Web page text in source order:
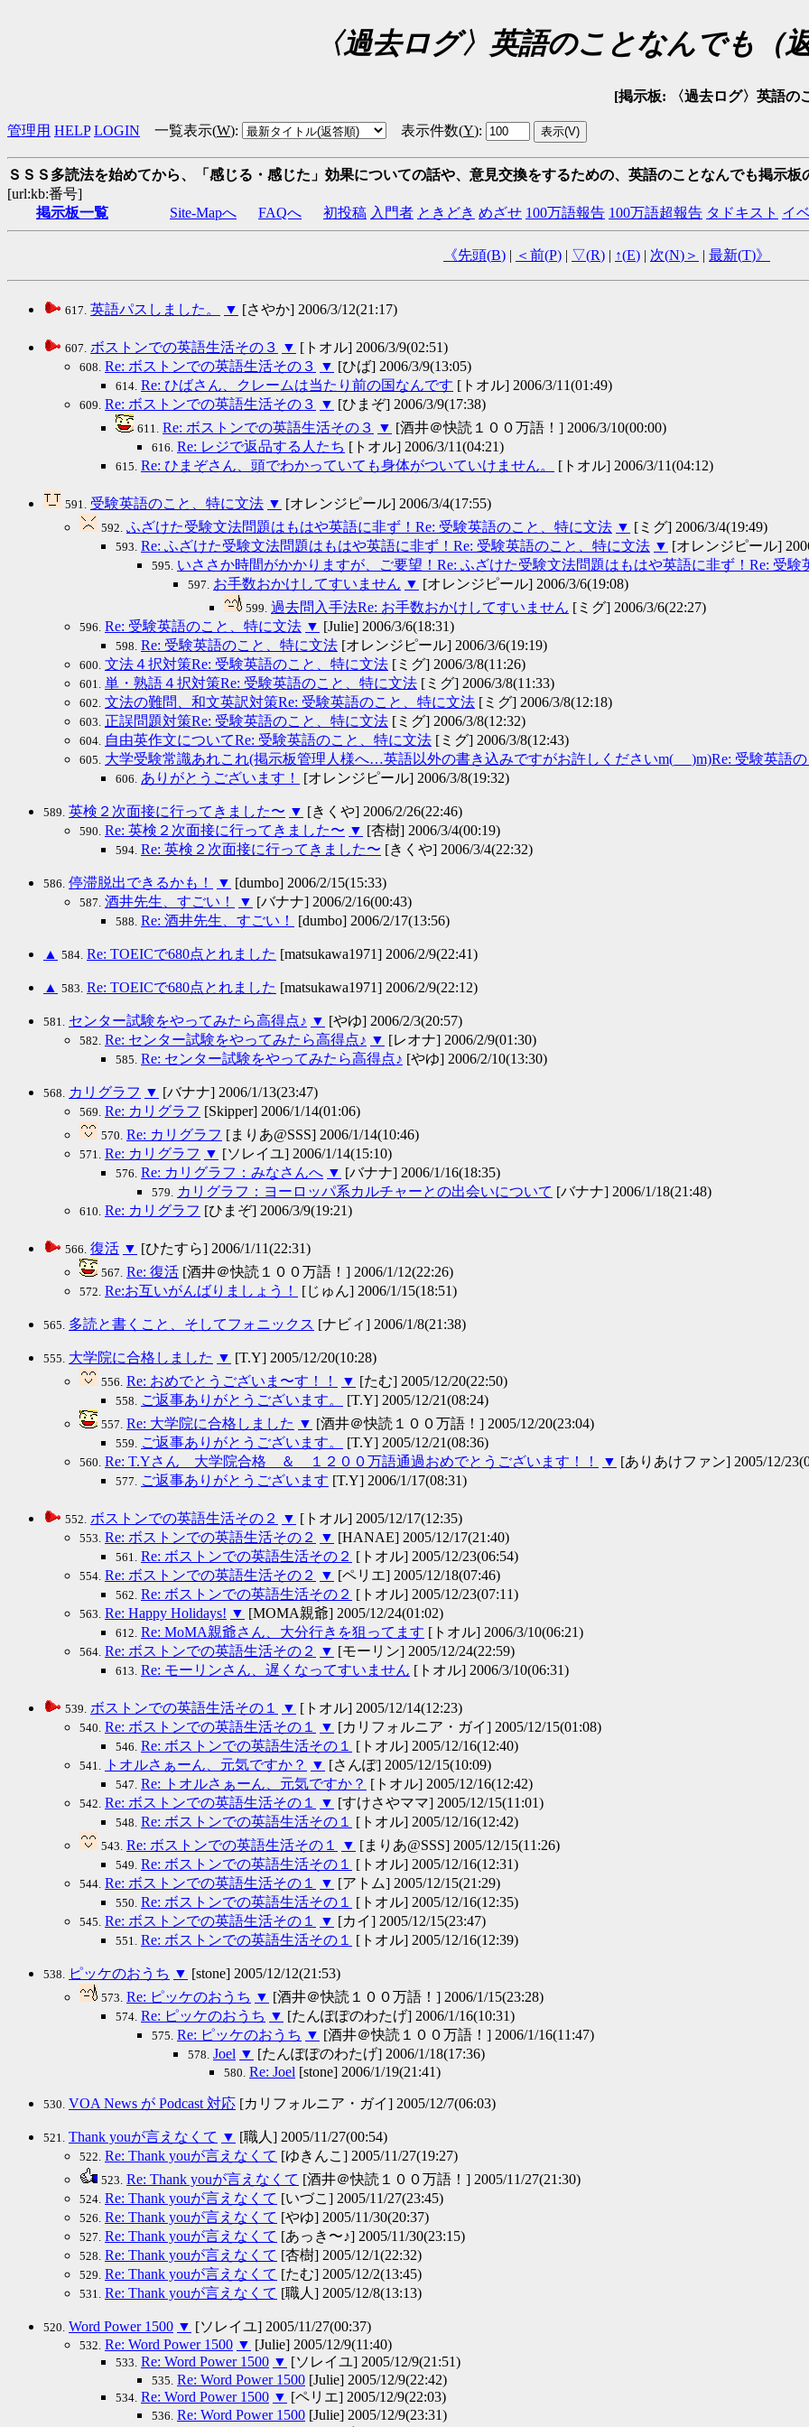
〈過去ログ〉英語のことなんでも（
[掲示板: 〈過去ログ〉英語の
管理用 HELP LOGIN 一覧表示(W): 表示件数(Y):
ＳＳＳ多読法を始めてから、「感じる・感じた」効果についての話や、意見交換をするための、英語のことなんでも掲示板
[url:kb:番号]
掲示板一覧
Site-Mapへ FAQへ 初投稿 入門者 ときどき めざせ 100万語報告 100万語超報告 タドキスト イ
《先頭(B) | ＜前(P) | ▽(R) | ↑(E) | 次(N)＞ | 最新(T)》
617. 英語パスしました。 ▼ [さやか] 2006/3/12(21:17)
607. ボストンでの英語生活その３ ▼ [トオル] 2006/3/9(02:51)
608. Re: ボストンでの英語生活その３ ▼ [ひば] 2006/3/9(13:05)
614. Re: ひばさん、クレームは当たり前の国なんです [トオル] 2006/3/11(01:49)
609. Re: ボストンでの英語生活その３ ▼ [ひまぞ] 2006/3/9(17:38)
611. Re: ボストンでの英語生活その３ ▼ [酒井＠快読１００万語！] 2006/3/10(00:00)
616. Re: レジで返品する人たち [トオル] 2006/3/11(04:21)
615. Re: ひまぞさん、頭でわかっていても身体がついていけません。 [トオル] 2006/3/11(04:12)
591. 受験英語のこと、特に文法 ▼ [オレンジピール] 2006/3/4(17:55)
592. ふざけた受験文法問題はもはや英語に非ず！Re: 受験英語のこと、特に文法 ▼ [ミグ] 2006/3/4(19:49)
593. Re: ふざけた受験文法問題はもはや英語に非ず！Re: 受験英語のこと、特に文法 ▼ [オレンジピール]
595. いささか時間がかかりますが、ご要望！Re: ふざけた受験文法問題はもはや英語に非ず！Re: 受験
597. お手数おかけしてすいません ▼ [オレンジピール] 2006/3/6(19:08)
599. 過去問入手法Re: お手数おかけしてすいません [ミグ] 2006/3/6(22:27)
596. Re: 受験英語のこと、特に文法 ▼ [Julie] 2006/3/6(18:31)
598. Re: 受験英語のこと、特に文法 [オレンジピール] 2006/3/6(19:19)
600. 文法４択対策Re: 受験英語のこと、特に文法 [ミグ] 2006/3/8(11:26)
601. 単・熟語４択対策Re: 受験英語のこと、特に文法 [ミグ] 2006/3/8(11:33)
602. 文法の難問、和文英訳対策Re: 受験英語のこと、特に文法 [ミグ] 2006/3/8(12:18)
603. 正誤問題対策Re: 受験英語のこと、特に文法 [ミグ] 2006/3/8(12:32)
604. 自由英作文についてRe: 受験英語のこと、特に文法 [ミグ] 2006/3/8(12:43)
605. 大学受験常識あれこれ(掲示板管理人様へ…英語以外の書き込みですがお許しくださいm(_ _)m)Re: 受験英語
606. ありがとうございます！ [オレンジピール] 2006/3/8(19:32)
589. 英検２次面接に行ってきました〜 ▼ [きくや] 2006/2/26(22:46)
590. Re: 英検２次面接に行ってきました〜 ▼ [杏樹] 2006/3/4(00:19)
594. Re: 英検２次面接に行ってきました〜 [きくや] 2006/3/4(22:32)
586. 停滞脱出できるかも！ ▼ [dumbo] 2006/2/15(15:33)
587. 酒井先生、すごい！ ▼ [バナナ] 2006/2/16(00:43)
588. Re: 酒井先生、すごい！ [dumbo] 2006/2/17(13:56)
▲ 584. Re: TOEICで680点とれました [matsukawa1971] 2006/2/9(22:41)
▲ 583. Re: TOEICで680点とれました [matsukawa1971] 2006/2/9(22:12)
581. センター試験をやってみたら高得点♪ ▼ [やゆ] 2006/2/3(20:57)
582. Re: センター試験をやってみたら高得点♪ ▼ [レオナ] 2006/2/9(01:30)
585. Re: センター試験をやってみたら高得点♪ [やゆ] 2006/2/10(13:30)
568. カリグラフ ▼ [バナナ] 2006/1/13(23:47)
569. Re: カリグラフ [Skipper] 2006/1/14(01:06)
570. Re: カリグラフ [まりあ@SSS] 2006/1/14(10:46)
571. Re: カリグラフ ▼ [ソレイユ] 2006/1/14(15:10)
576. Re: カリグラフ：みなさんへ ▼ [バナナ] 2006/1/16(18:35)
579. カリグラフ：ヨーロッパ系カルチャーとの出会いについて [バナナ] 2006/1/18(21:48)
610. Re: カリグラフ [ひまぞ] 2006/3/9(19:21)
566. 復活 ▼ [ひたすら] 2006/1/11(22:31)
567. Re: 復活 [酒井＠快読１００万語！] 2006/1/12(22:26)
572. Re:お互いがんばりましょう！ [じゅん] 2006/1/15(18:51)
565. 多読と書くこと、そしてフォニックス [ナビィ] 2006/1/8(21:38)
555. 大学院に合格しました ▼ [T.Y] 2005/12/20(10:28)
556. Re: おめでとうございま〜す！！ ▼ [たむ] 2005/12/20(22:50)
558. ご返事ありがとうございます。 [T.Y] 2005/12/21(08:24)
557. Re: 大学院に合格しました ▼ [酒井＠快読１００万語！] 2005/12/20(23:04)
559. ご返事ありがとうございます。 [T.Y] 2005/12/21(08:36)
560. Re: T.Yさん 大学院合格 ＆ １２００万語通過おめでとうございます！！ ▼ [ありあけファン] 2005/12/
577. ご返事ありがとうございます [T.Y] 2006/1/17(08:31)
552. ボストンでの英語生活その２ ▼ [トオル] 2005/12/17(12:35)
553. Re: ボストンでの英語生活その２ ▼ [HANAE] 2005/12/17(21:40)
561. Re: ボストンでの英語生活その２ [トオル] 2005/12/23(06:54)
554. Re: ボストンでの英語生活その２ ▼ [ペリエ] 2005/12/18(07:46)
562. Re: ボストンでの英語生活その２ [トオル] 2005/12/23(07:11)
563. Re: Happy Holidays! ▼ [MOMA親爺] 2005/12/24(01:02)
612. Re: MoMA親爺さん、大分行きを狙ってます [トオル] 2006/3/10(06:21)
564. Re: ボストンでの英語生活その２ ▼ [モーリン] 2005/12/24(22:59)
613. Re: モーリンさん、遅くなってすいません [トオル] 2006/3/10(06:31)
539. ボストンでの英語生活その１ ▼ [トオル] 2005/12/14(12:23)
540. Re: ボストンでの英語生活その１ ▼ [カリフォルニア・ガイ] 2005/12/15(01:08)
546. Re: ボストンでの英語生活その１ [トオル] 2005/12/16(12:40)
541. トオルさぁーん、元気ですか？ ▼ [さんぽ] 2005/12/15(10:09)
547. Re: トオルさぁーん、元気ですか？ [トオル] 2005/12/16(12:42)
542. Re: ボストンでの英語生活その１ ▼ [すけさやママ] 2005/12/15(11:01)
548. Re: ボストンでの英語生活その１ [トオル] 2005/12/16(12:42)
543. Re: ボストンでの英語生活その１ ▼ [まりあ@SSS] 2005/12/15(11:26)
549. Re: ボストンでの英語生活その１ [トオル] 2005/12/16(12:31)
544. Re: ボストンでの英語生活その１ ▼ [アトム] 2005/12/15(21:29)
550. Re: ボストンでの英語生活その１ [トオル] 2005/12/16(12:35)
545. Re: ボストンでの英語生活その１ ▼ [カイ] 2005/12/15(23:47)
551. Re: ボストンでの英語生活その１ [トオル] 2005/12/16(12:39)
538. ピッケのおうち ▼ [stone] 2005/12/12(21:53)
573. Re: ピッケのおうち ▼ [酒井＠快読１００万語！] 2006/1/15(23:28)
574. Re: ピッケのおうち ▼ [たんぽぽのわたげ] 2006/1/16(10:31)
575. Re: ピッケのおうち ▼ [酒井＠快読１００万語！] 2006/1/16(11:47)
578. Joel ▼ [たんぽぽのわたげ] 2006/1/18(17:36)
580. Re: Joel [stone] 2006/1/19(21:41)
530. VOA News が Podcast 対応 [カリフォルニア・ガイ] 2005/12/7(06:03)
521. Thank youが言えなくて ▼ [職人] 2005/11/27(00:54)
522. Re: Thank youが言えなくて [ゆきんこ] 2005/11/27(19:27)
523. Re: Thank youが言えなくて [酒井＠快読１００万語！] 2005/11/27(21:30)
524. Re: Thank youが言えなくて [いづこ] 2005/11/27(23:45)
526. Re: Thank youが言えなくて [やゆ] 2005/11/30(20:37)
527. Re: Thank youが言えなくて [あっき〜♪] 2005/11/30(23:15)
528. Re: Thank youが言えなくて [杏樹] 2005/12/1(22:32)
529. Re: Thank youが言えなくて [たむ] 2005/12/2(13:45)
531. Re: Thank youが言えなくて [職人] 2005/12/8(13:13)
520. Word Power 1500 ▼ [ソレイユ] 2005/11/27(00:37)
532. Re: Word Power 1500 ▼ [Julie] 2005/12/9(11:40)
533. Re: Word Power 1500 ▼ [ソレイユ] 2005/12/9(21:51)
535. Re: Word Power 1500 [Julie] 2005/12/9(22:42)
534. Re: Word Power 1500 ▼ [ペリエ] 2005/12/9(22:03)
536. Re: Word Power 1500 [Julie] 2005/12/9(23:31)